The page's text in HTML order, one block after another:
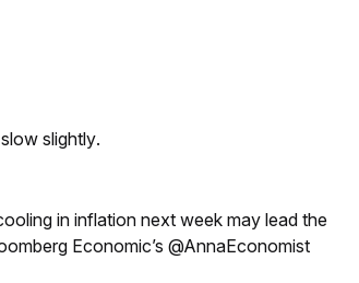
slightly.
in inflation next week may lead the
Economic’s @AnnaEconomist